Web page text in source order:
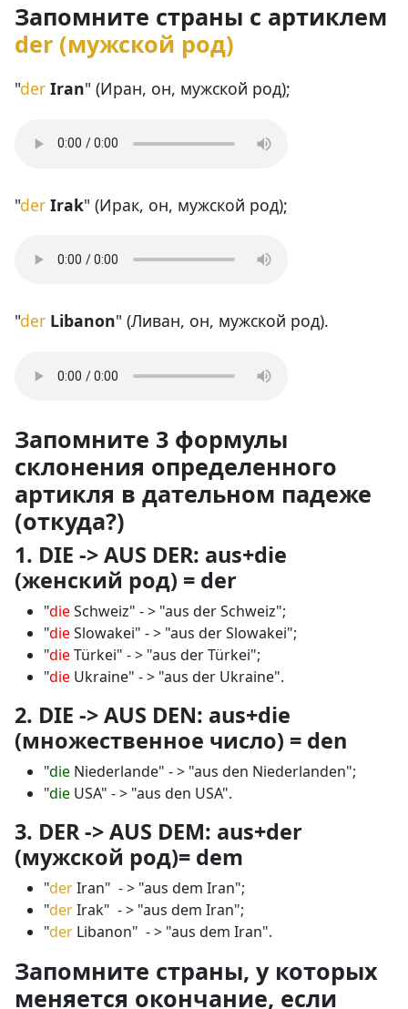
Запомните страны с артиклем
der (мужской род)
"der Iran" (Иран, он, мужской род);
"der Irak" (Ирак, он, мужской род);
"der Libanon" (Ливан, он, мужской род).
Запомните 3 формулы
склонения определенного
артикля в дательном падеже
(откуда?)
1. DIE -> AUS DER: aus+die
(женский род) = der
"dieSchweiz" - > "aus der Schweiz";
"dieSlowakei" - > "aus der Slowakei";
"dieTürkei" - > "aus der Türkei";
"die Ukraine" - > "aus der Ukraine".
2. DIE -> AUS DEN: aus+die
(множественное число) = den
"die Niederlande" - > "aus den Niederlanden";
"die USA" - > "aus den USA".
3. DER -> AUS DEM: aus+der
(мужской род)= dem
"derIran" - > "aus dem Iran";
"derIrak" - > "aus dem Iran";
"der Libanon" - > "aus dem Iran".
Запомните страны, у которых
меняется окончание, если